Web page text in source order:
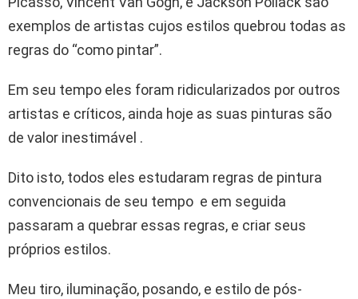
exemplos de artistas cujos estilos quebrou todas as
regras do “como pintar”.
Em seu tempo eles foram ridicularizados por outros
artistas e críticos, ainda hoje as suas pinturas são
de valor inestimável .
Dito isto, todos eles estudaram regras de pintura
convencionais de seu tempo e em seguida
passaram a quebrar essas regras, e criar seus
próprios estilos.
Meu tiro, iluminação, posando, e estilo de pós-